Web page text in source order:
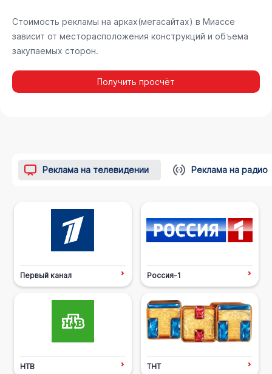
Стоимость рекламы на арках(мегасайтах) в Миассе
зависит от месторасположения конструкций и объема
закупаемых сторон.
Получить просчёт
Реклама на телевидении Реклама на радио
Первый канал Россия-1
НТВ ТНТ